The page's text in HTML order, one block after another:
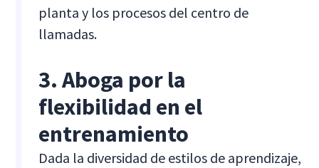
planta y los procesos del centro de
llamadas.
3. Aboga por la
flexibilidad en el
entrenamiento
Dada la diversidad de estilos de aprendizaje,